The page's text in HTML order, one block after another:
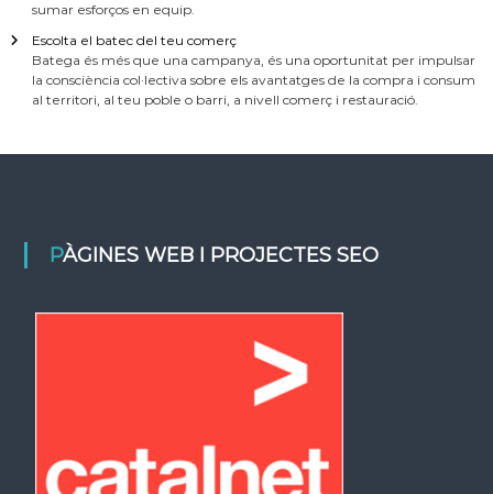
sumar esforços en equip.
Escolta el batec del teu comerç
Batega és més que una campanya, és una oportunitat per impulsar
la consciència col·lectiva sobre els avantatges de la compra i consum
al territori, al teu poble o barri, a nivell comerç i restauració.
PÀGINES WEB I PROJECTES SEO